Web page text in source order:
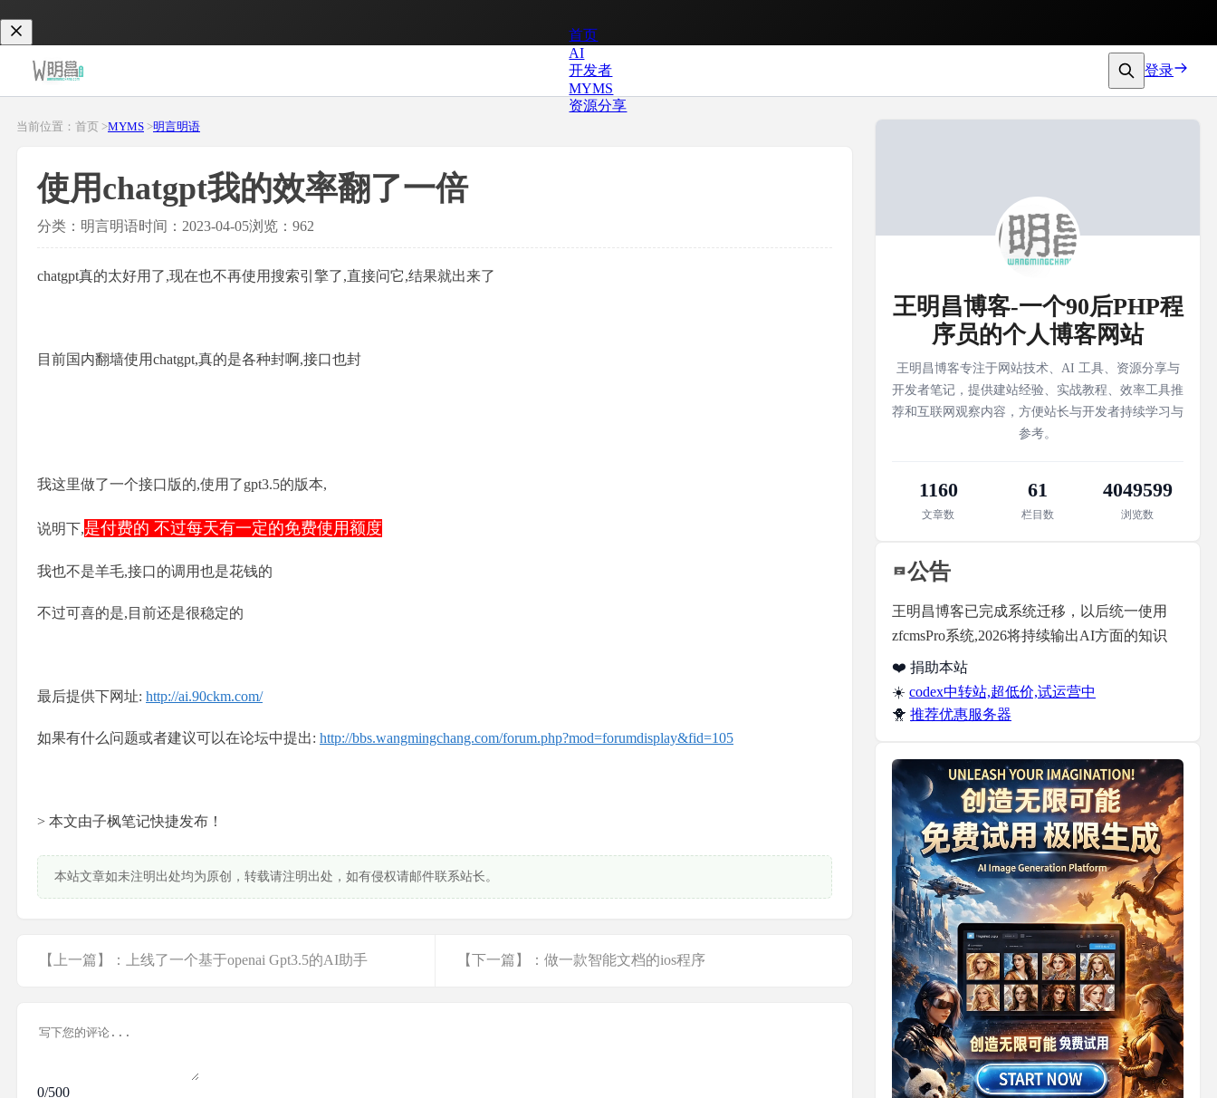
首页
AI
开发者
MYMS
资源分享
登录
当前位置：首页 >MYMS >明言明语
使用chatgpt我的效率翻了一倍
分类：明言明语时间：2023-04-05浏览：962
chatgpt真的太好用了,现在也不再使用搜索引擎了,直接问它,结果就出来了
目前国内翻墙使用chatgpt,真的是各种封啊,接口也封
我这里做了一个接口版的,使用了gpt3.5的版本,
说明下,是付费的 不过每天有一定的免费使用额度
我也不是羊毛,接口的调用也是花钱的
不过可喜的是,目前还是很稳定的
最后提供下网址: http://ai.90ckm.com/
如果有什么问题或者建议可以在论坛中提出: http://bbs.wangmingchang.com/forum.php?mod=forumdisplay&fid=105
> 本文由子枫笔记快捷发布！
本站文章如未注明出处均为原创，转载请注明出处，如有侵权请邮件联系站长。
【上一篇】：上线了一个基于openai Gpt3.5的AI助手 【下一篇】：做一款智能文档的ios程序
0/500
王明昌博客-一个90后PHP程
序员的个人博客网站
王明昌博客专注于网站技术、AI 工具、资源分享与
开发者笔记，提供建站经验、实战教程、效率工具推
荐和互联网观察内容，方便站长与开发者持续学习与
参考。
1160
文章数
61
栏目数
4049599
浏览数
公告
王明昌博客已完成系统迁移，以后统一使用
zfcmsPro系统,2026将持续输出AI方面的知识
❤️ 捐助本站
☀️ codex中转站,超低价,试运营中
🐥 推荐优惠服务器